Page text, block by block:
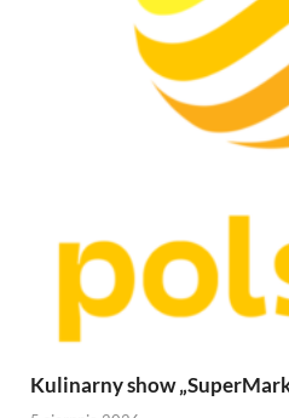
Kulinarny show